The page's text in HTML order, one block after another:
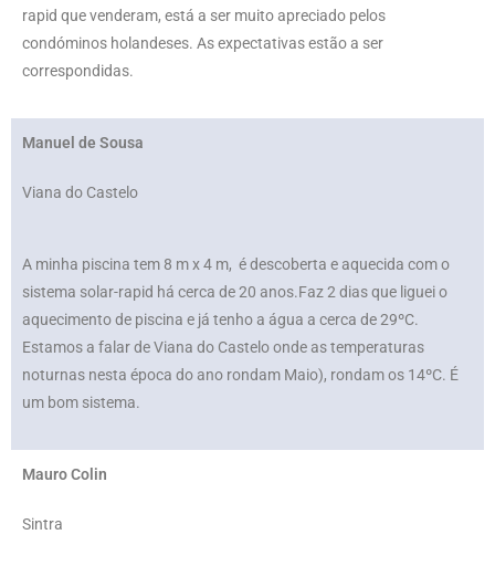
rapid que venderam, está a ser muito apreciado pelos
condóminos holandeses. As expectativas estão a ser
correspondidas.
Manuel de Sousa
Viana do Castelo
A minha piscina tem 8 m x 4 m, é descoberta e aquecida com o
sistema solar-rapid há cerca de 20 anos.Faz 2 dias que liguei o
aquecimento de piscina e já tenho a água a cerca de 29ºC.
Estamos a falar de Viana do Castelo onde as temperaturas
noturnas nesta época do ano rondam Maio), rondam os 14ºC. É
um bom sistema.
Mauro Colin
Sintra